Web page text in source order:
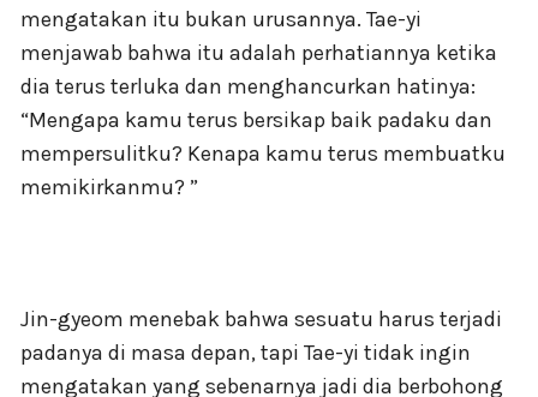
mengatakan itu bukan urusannya. Tae-yi
menjawab bahwa itu adalah perhatiannya ketika
dia terus terluka dan menghancurkan hatinya:
“Mengapa kamu terus bersikap baik padaku dan
mempersulitku? Kenapa kamu terus membuatku
memikirkanmu? ”
Jin-gyeom menebak bahwa sesuatu harus terjadi
padanya di masa depan, tapi Tae-yi tidak ingin
mengatakan yang sebenarnya jadi dia berbohong